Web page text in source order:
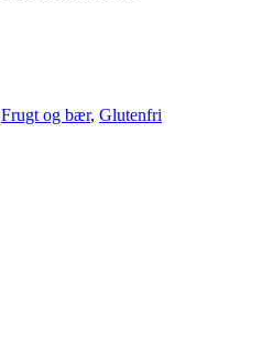
Frugt og bær, Glutenfri